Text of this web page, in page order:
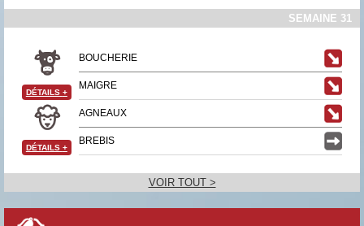
SEMAINE 31
BOUCHERIE
MAIGRE
DÉTAILS +
AGNEAUX
BREBIS
DÉTAILS +
VOIR TOUT >